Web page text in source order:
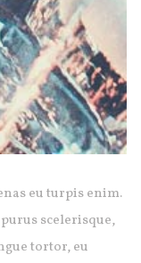
eu turpis enim.
scelerisque,
tortor, eu